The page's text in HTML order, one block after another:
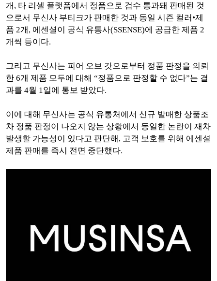
개, 타 리셀 플랫폼에서 정품으로 검수 통과돼 판매된 것
으로서 무신사 부티크가 판매한 것과 동일 시즌 컬러•제
품 2개, 에센셜이 공식 유통사(SSENSE)에 공급한 제품 2
개씩 등이다.
그리고 무신사는 피어 오브 갓으로부터 정품 판정을 의뢰
한 6개 제품 모두에 대해 “정품으로 판정할 수 없다”는 결
과를 4월 1일에 통보 받았다.
이에 대해 무신사는 공식 유통처에서 신규 발매한 상품조
차 정품 판정이 나오지 않는 상황에서 동일한 논란이 재차
발생할 가능성이 있다고 판단해, 고객 보호를 위해 에센셜
제품 판매를 즉시 전면 중단했다.